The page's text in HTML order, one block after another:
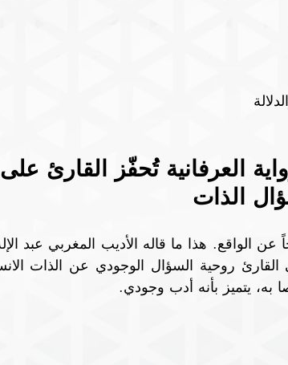
العرفانية تُحفّز القارئ على
الذات
به، يتميز بأنه أدب وجودي.